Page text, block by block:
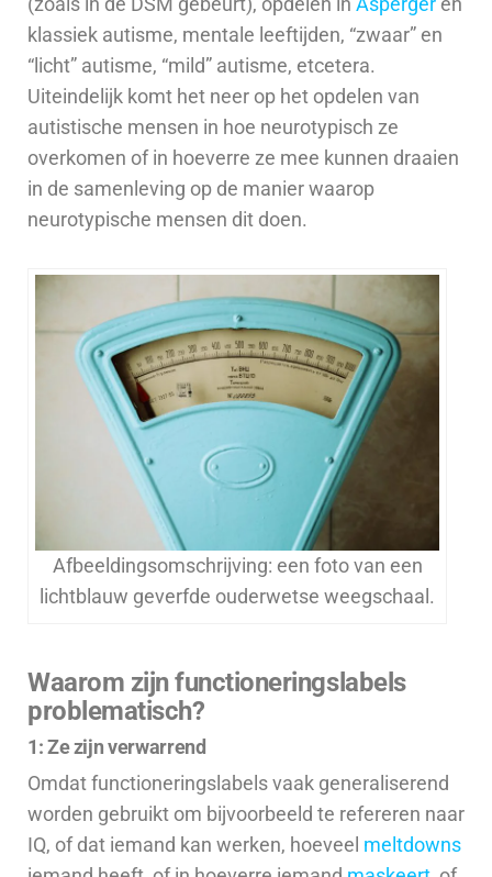
klassiek autisme, mentale leeftijden, “zwaar” en
“licht” autisme, “mild” autisme, etcetera.
Uiteindelijk komt het neer op het opdelen van
autistische mensen in hoe neurotypisch ze
overkomen of in hoeverre ze mee kunnen draaien
in de samenleving op de manier waarop
neurotypische mensen dit doen.
Afbeeldingsomschrijving: een foto van een
lichtblauw geverfde ouderwetse weegschaal.
Waarom zijn functioneringslabels
problematisch?
1: Ze zijn verwarrend
Omdat functioneringslabels vaak generaliserend
worden gebruikt om bijvoorbeeld te refereren naar
IQ, of dat iemand kan werken, hoeveel meltdowns